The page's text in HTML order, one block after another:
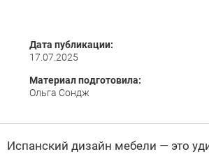
Дата публикации:
17.07.2025
Материал подготовила:
Ольга Сондж
Испанский дизайн мебели — это